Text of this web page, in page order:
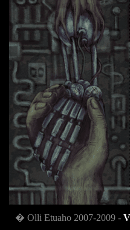
� Olli Etuaho 2007-2009 -